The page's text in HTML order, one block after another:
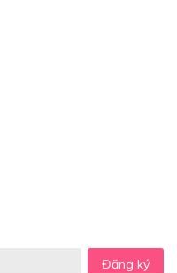
Đăng ký